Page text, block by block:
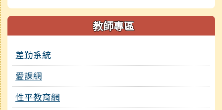
教師專區
差勤系統
愛課網
性平教育網